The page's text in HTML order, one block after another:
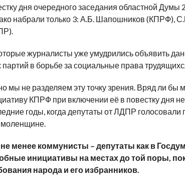
дня очередного заседания областной Думы
набрали только 3: А.Б. Шапошников (КПРФ),
журналисты уже умудрились объявить
партий в борьбе за социальные права
мы не разделяем эту точку зрения. Вряд ли
КПРФ при включении её в повестку дня
годы, когда депутаты от ЛДПР
менее коммунисты – депутаты как в
инициативы на местах до той поры,
народа и его избранников.